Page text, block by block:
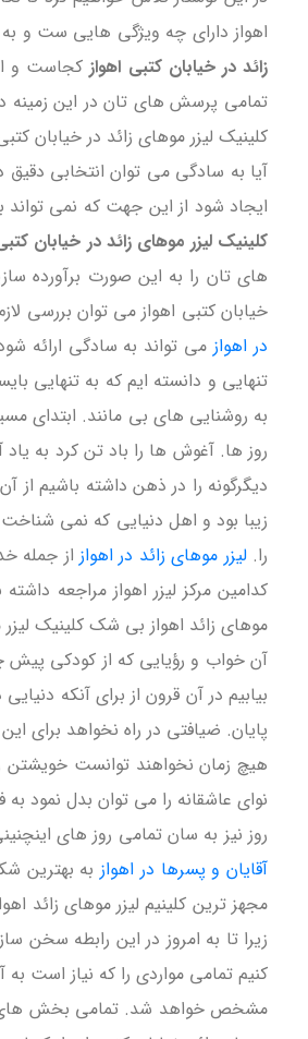
اهواز دارای چه ویژگی هایی ست و
زائد در خیابان کتبی اهواز کجاست و
تمامی پرسش های تان در این زمینه
کلینیک لیزر موهای زائد در خیابان
آیا به سادگی می توان انتخابی دقیق
ایجاد شود از این جهت که نمی تواند
کلینیک لیزر موهای زائد در خیابان
های تان را به این صورت برآورده
خیابان کتبی اهواز می توان بررسی
در اهواز می تواند به سادگی ارائه
تنهایی و دانسته ایم که به تنهایی
به روشنایی های بی مانند. ابتدای
روز ها. آغوش ها را باد تن کرد به
دیگرگونه را در ذهن داشته باشیم
زیبا بود و اهل دنیایی که نمی
را.لیزر موهای زائد در اهواز از جمله
کدامین مرکز لیزر اهواز مراجعه
موهای زائد اهواز بی شک کلینیک
آن خواب و رؤیایی که از کودکی پیش
بیابیم در آن قرون از برای آنکه
پایان. ضیافتی در راه نخواهد برای
هیچ زمان نخواهند توانست خویشتن
نوای عاشقانه را می توان بدل نمود
روز نیز به سان تمامی روز های
آقایان و پسرها در اهواز به بهترین
مجهز ترین کلینیم لیزر موهای زائد
زیرا تا به امروز در این رابطه سخن
کنیم تمامی مواردی را که نیاز است
مشخص خواهد شد. تمامی بخش های این